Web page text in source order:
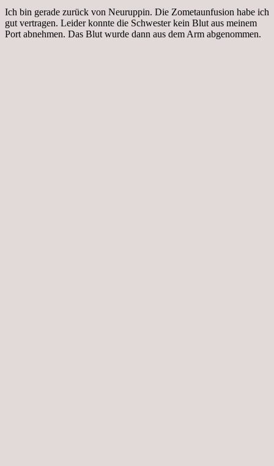
Ich bin gerade zurück von Neuruppin. Die Zometaunfusion habe ich
gut vertragen. Leider konnte die Schwester kein Blut aus meinem
Port abnehmen. Das Blut wurde dann aus dem Arm abgenommen.